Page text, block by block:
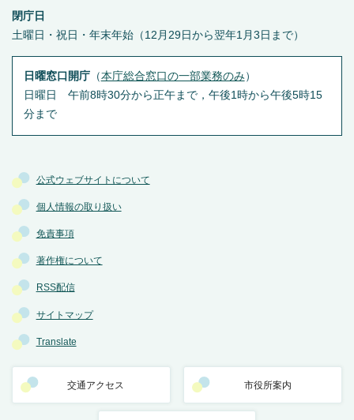
公式ウェブサイトについて
個人情報の取り扱い
免責事項
著作権について
RSS配信
サイトマップ
Translate
交通アクセス 市役所案内
閉庁日
土曜日・祝日・年末年始（12月29日から翌年1月3日まで）
日曜窓口開庁（本庁総合窓口の一部業務のみ ）
日曜日 午前8時30分から正午まで，午後1時から午後5時15
分まで